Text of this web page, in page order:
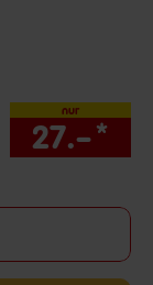
nur
27.–*